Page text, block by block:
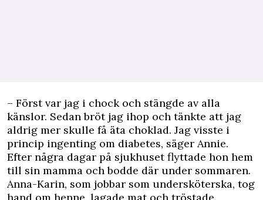
– Först var jag i chock och stängde av alla
känslor. Sedan bröt jag ihop och tänkte att jag
aldrig mer skulle få äta choklad. Jag visste i
princip ingenting om diabetes, säger Annie.
Efter några dagar på sjukhuset flyttade hon hem
till sin mamma och bodde där under sommaren.
Anna-Karin, som jobbar som undersköterska, tog